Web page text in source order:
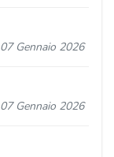
07 Gennaio 2026
07 Gennaio 2026